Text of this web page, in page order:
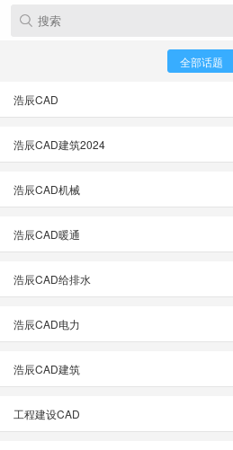
全部话题
浩辰CAD
浩辰CAD建筑2024
浩辰CAD机械
浩辰CAD暖通
浩辰CAD给排水
浩辰CAD电力
浩辰CAD建筑
工程建设CAD